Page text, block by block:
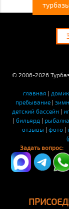
турбазы
© 2006-2026
главная |
пребывание |
детский бассейн |
| бильярд | рыбалка
отзывы | фото|
Задать вопрос: